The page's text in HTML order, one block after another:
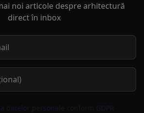
noi articole despre arhitectură
direct în inbox
datelor personale conform GDPR